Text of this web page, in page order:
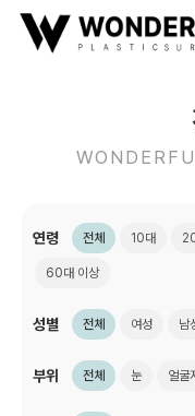
연령 전체 10대
60대 이상
성별 전체 여성 남
부위 전체 눈 얼굴